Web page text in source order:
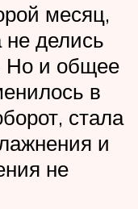
месяц,
делись
Но и общее
в
стала
и
не